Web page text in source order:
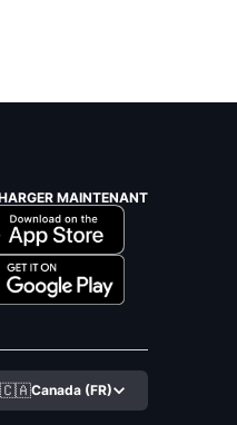
MAINTENANT
🇨🇦Canada (FR)